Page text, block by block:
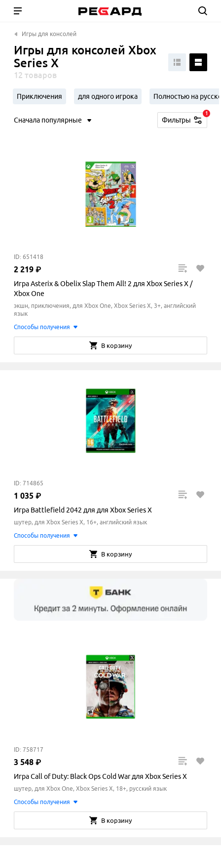
Игры для консолей
Игры для консолей Xbox
Series X
12 товаров
Приключения для одного игрока Полностью на
Сначала популярные Фильтры
1
ID: 651418
2 219 ₽
Игра Asterix & Obelix Slap Them All! 2 для Xbox Series X /
Xbox One
экшн, приключения, для Xbox One, Xbox Series X, 3+, английский
язык
Способы получения
В корзину
ID: 714865
1 035 ₽
Игра Battlefield 2042 для для Xbox Series X
шутер, для Xbox Series X, 16+, английский язык
Способы получения
В корзину
ID: 758717
3 548 ₽
Игра Call of Duty: Black Ops Cold War для Xbox Series X
шутер, для Xbox One, Xbox Series X, 18+, русский язык
Способы получения
В корзину